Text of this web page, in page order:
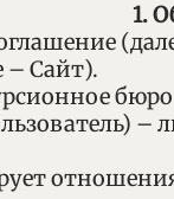
1.
– Сайт).